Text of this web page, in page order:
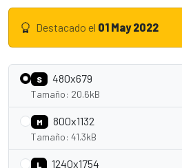
Destacado el 01 May 2022
S 480x679
Tamaño: 20.6kB
M 800x1132
Tamaño: 41.3kB
L 1240x1754